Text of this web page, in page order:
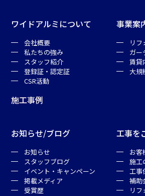
ワイドアルミについて
会社概要
私たちの強み
スタッフ紹介
登録証・認定証
CSR活動
施工事例
事業案
リフ
ガー
賃貸
大規
お知らせ/ブログ
お知らせ
スタッフブログ
イベント・キャンペーン
掲載メディア
受賞歴
工事を
お客
施工
工事
補助
リフ